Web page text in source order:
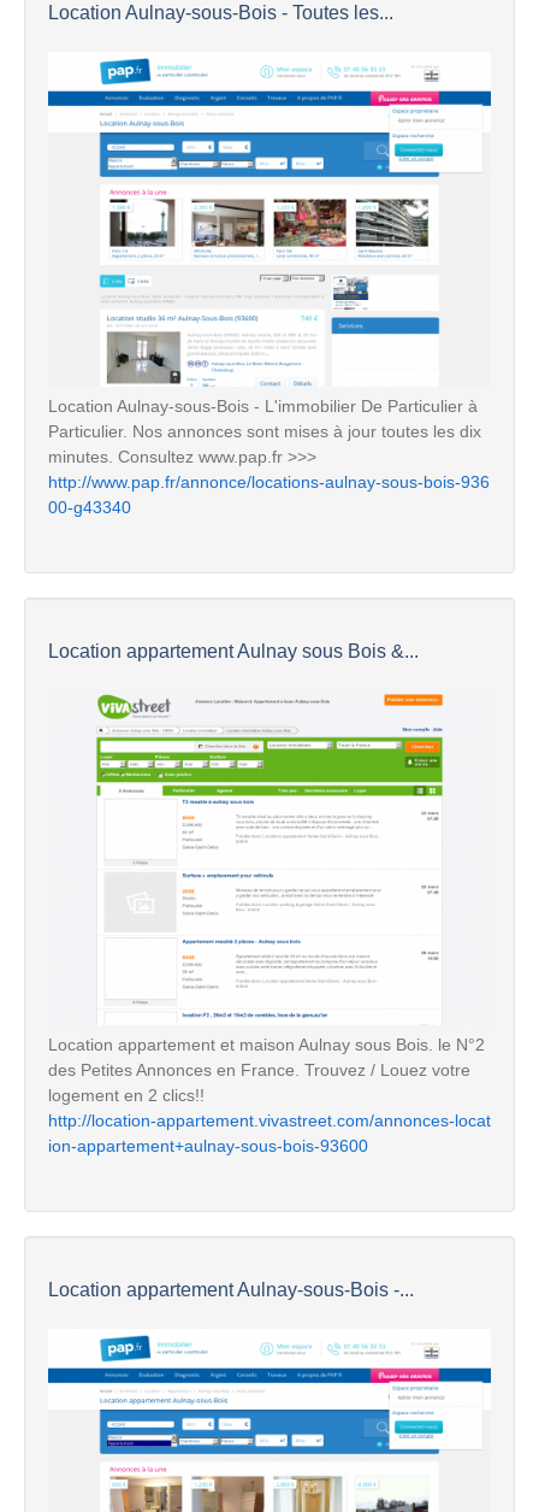
Location Aulnay-sous-Bois - Toutes les...
Location Aulnay-sous-Bois - L'immobilier De Particulier à
Particulier. Nos annonces sont mises à jour toutes les dix
minutes. Consultez www.pap.fr >>>
http://www.pap.fr/annonce/locations-aulnay-sous-bois-936
00-g43340
Location appartement Aulnay sous Bois &...
Location appartement et maison Aulnay sous Bois. le N°2
des Petites Annonces en France. Trouvez / Louez votre
logement en 2 clics!!
http://location-appartement.vivastreet.com/annonces-locat
ion-appartement+aulnay-sous-bois-93600
Location appartement Aulnay-sous-Bois -...